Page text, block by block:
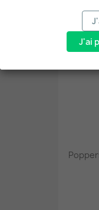
-15%
J'ai